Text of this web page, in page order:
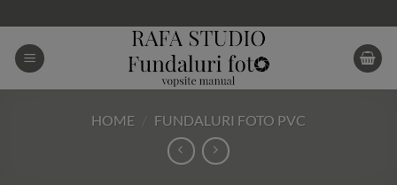
to
content
HOME FUNDALURI FOTO PVC